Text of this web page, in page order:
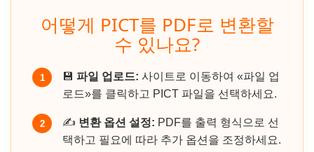
어떻게 PICT를 PDF로 변환할
수 있나요?
1 💾 파일 업로드: 사이트로 이동하여 «파일 업
로드»를 클릭하고 PICT 파일을 선택하세요.
2 ✍️ 변환 옵션 설정: PDF를 출력 형식으로 선
택하고 필요에 따라 추가 옵션을 조정하세요.